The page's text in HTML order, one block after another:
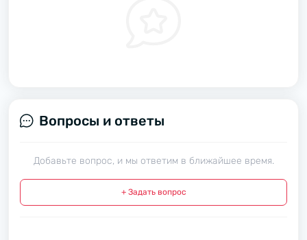
Вопросы и ответы
Добавьте вопрос, и мы ответим в ближайшее время.
+ Задать вопрос